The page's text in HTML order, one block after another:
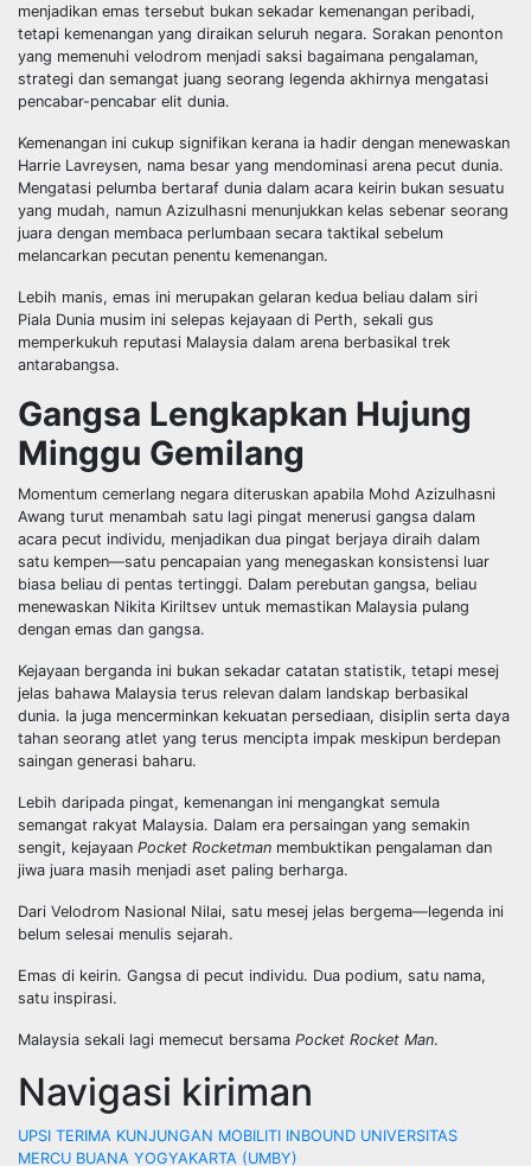
menjadikan emas tersebut bukan sekadar kemenangan peribadi,
tetapi kemenangan yang diraikan seluruh negara. Sorakan penonton
yang memenuhi velodrom menjadi saksi bagaimana pengalaman,
strategi dan semangat juang seorang legenda akhirnya mengatasi
pencabar-pencabar elit dunia.
Kemenangan ini cukup signifikan kerana ia hadir dengan menewaskan
Harrie Lavreysen, nama besar yang mendominasi arena pecut dunia.
Mengatasi pelumba bertaraf dunia dalam acara keirin bukan sesuatu
yang mudah, namun Azizulhasni menunjukkan kelas sebenar seorang
juara dengan membaca perlumbaan secara taktikal sebelum
melancarkan pecutan penentu kemenangan.
Lebih manis, emas ini merupakan gelaran kedua beliau dalam siri
Piala Dunia musim ini selepas kejayaan di Perth, sekali gus
memperkukuh reputasi Malaysia dalam arena berbasikal trek
antarabangsa.
Gangsa Lengkapkan Hujung
Minggu Gemilang
Momentum cemerlang negara diteruskan apabila Mohd Azizulhasni
Awang turut menambah satu lagi pingat menerusi gangsa dalam
acara pecut individu, menjadikan dua pingat berjaya diraih dalam
satu kempen—satu pencapaian yang menegaskan konsistensi luar
biasa beliau di pentas tertinggi. Dalam perebutan gangsa, beliau
menewaskan Nikita Kiriltsev untuk memastikan Malaysia pulang
dengan emas dan gangsa.
Kejayaan berganda ini bukan sekadar catatan statistik, tetapi mesej
jelas bahawa Malaysia terus relevan dalam landskap berbasikal
dunia. Ia juga mencerminkan kekuatan persediaan, disiplin serta daya
tahan seorang atlet yang terus mencipta impak meskipun berdepan
saingan generasi baharu.
Lebih daripada pingat, kemenangan ini mengangkat semula
semangat rakyat Malaysia. Dalam era persaingan yang semakin
sengit, kejayaan Pocket Rocketman membuktikan pengalaman dan
jiwa juara masih menjadi aset paling berharga.
Dari Velodrom Nasional Nilai, satu mesej jelas bergema—legenda ini
belum selesai menulis sejarah.
Emas di keirin. Gangsa di pecut individu. Dua podium, satu nama,
satu inspirasi.
Malaysia sekali lagi memecut bersama Pocket Rocket Man.
Navigasi kiriman
UPSI TERIMA KUNJUNGAN MOBILITI INBOUND UNIVERSITAS
MERCU BUANA YOGYAKARTA (UMBY)